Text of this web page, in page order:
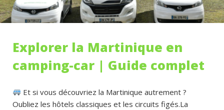
Explorer la Martinique en
camping-car | Guide complet
Et si vous découvriez la Martinique autrement ?
Oubliez les hôtels classiques et les circuits figés.La